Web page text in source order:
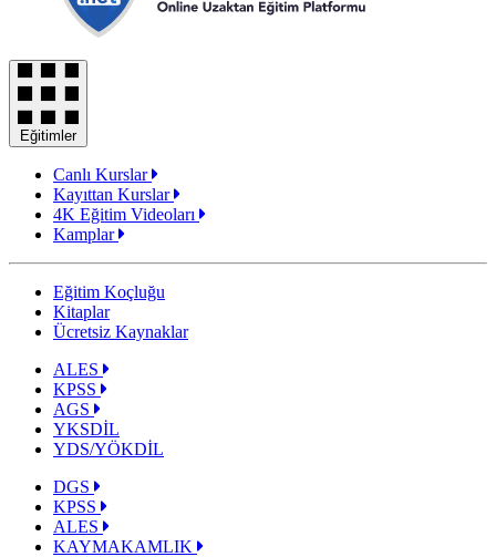
Eğitimler
Canlı Kurslar
Kayıttan Kurslar
4K Eğitim Videoları
Kamplar
Eğitim Koçluğu
Kitaplar
Ücretsiz Kaynaklar
ALES
KPSS
AGS
YKSDİL
YDS/YÖKDİL
DGS
KPSS
ALES
KAYMAKAMLIK